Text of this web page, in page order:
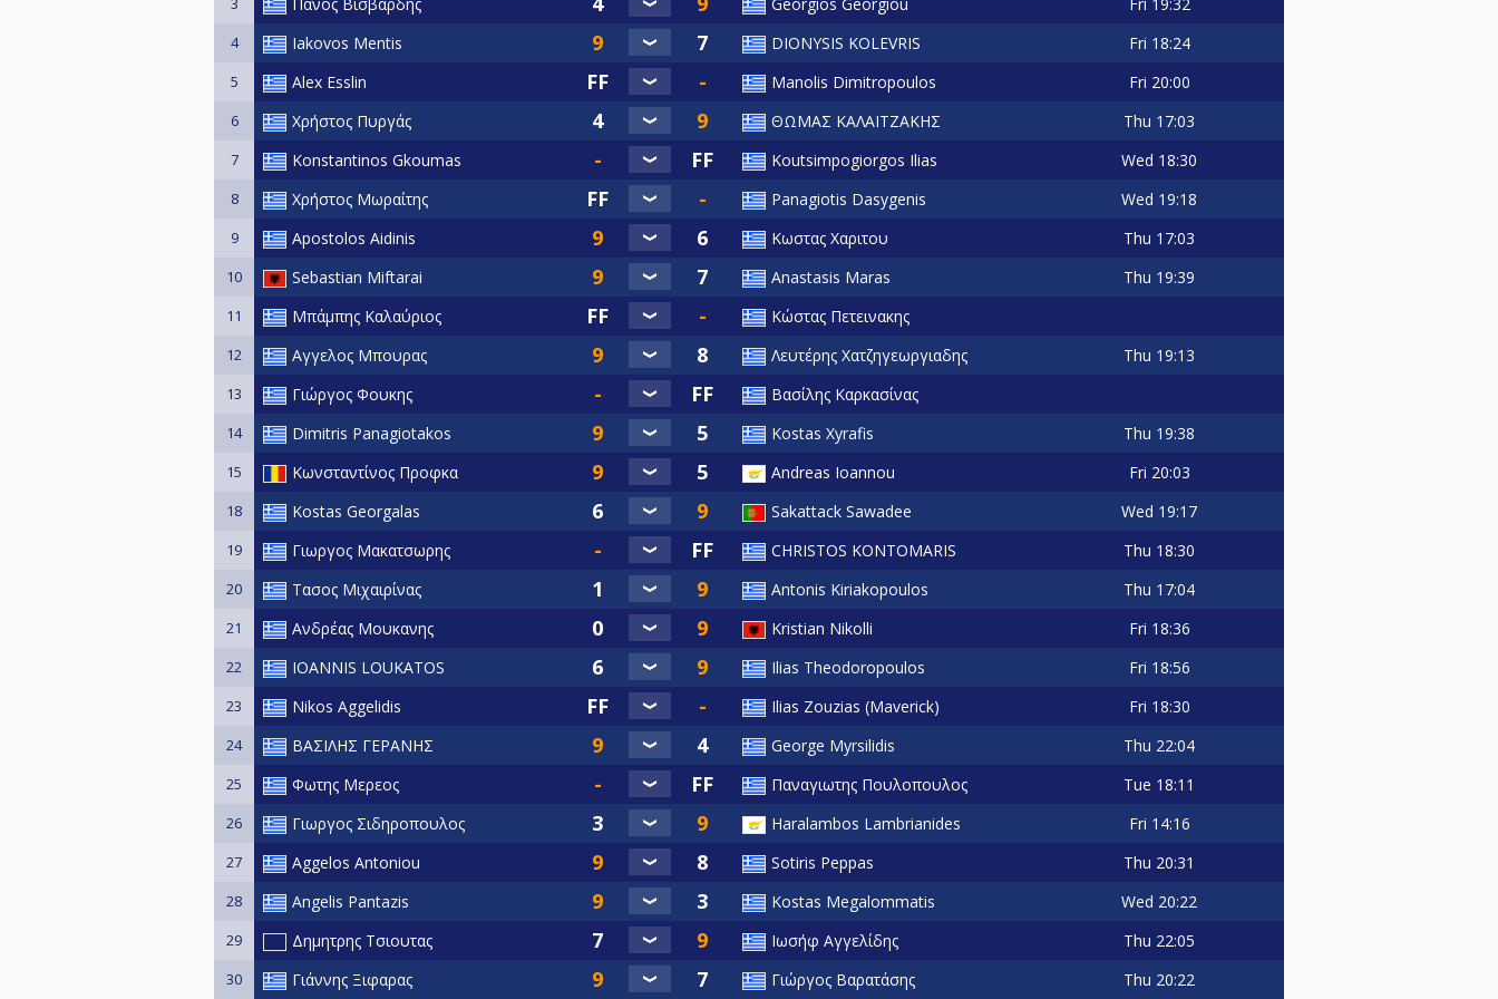
4 Iakovos Mentis DIONYSIS KOLEVRIS Fri 18:24
5 Alex Esslin Manolis Dimitropoulos Fri 20:00
6 Χρήστος Πυργάς ΘΩΜΑΣ ΚΑΛΑΙΤΖΑΚΗΣ Thu 17:03
7 Konstantinos Gkoumas Koutsimpogiorgos Ilias Wed 18:30
8 Χρήστος Μωραίτης Panagiotis Dasygenis Wed 19:18
9 Apostolos Aidinis Κωστας Χαριτου Thu 17:03
10 Sebastian Miftarai Anastasis Maras Thu 19:39
11 Μπάμπης Καλαύριος Κώστας Πετεινακης
12 Αγγελος Μπουρας Λευτέρης Χατζηγεωργιαδης Thu 19:13
13 Γιώργος Φουκης Βασίλης Καρκασίνας
14 Dimitris Panagiotakos Kostas Xyrafis Thu 19:38
15 Κωνσταντίνος Προφκα Andreas Ioannou Fri 20:03
18 Kostas Georgalas Sakattack Sawadee Wed 19:17
19 Γιωργος Μακατσωρης CHRISTOS KONTOMARIS Thu 18:30
20 Τασος Μιχαιρίνας Antonis Kiriakopoulos Thu 17:04
21 Ανδρέας Μουκανης Kristian Nikolli Fri 18:36
22 IOANNIS LOUKATOS Ilias Theodoropoulos Fri 18:56
23 Nikos Aggelidis Ilias Zouzias (Maverick) Fri 18:30
24 ΒΑΣΙΛΗΣ ΓΕΡΑΝΗΣ George Myrsilidis Thu 22:04
25 Φωτης Μερεος Παναγιωτης Πουλοπουλος Tue 18:11
26 Γιωργος Σιδηροπουλος Haralambos Lambrianides Fri 14:16
27 Aggelos Antoniou Sotiris Peppas Thu 20:31
28 Angelis Pantazis Kostas Megalommatis Wed 20:22
29 Δημητρης Τσιουτας Ιωσήφ Αγγελίδης Thu 22:05
30 Γιάννης Ξιφαρας Γιώργος Βαρατάσης Thu 20:22